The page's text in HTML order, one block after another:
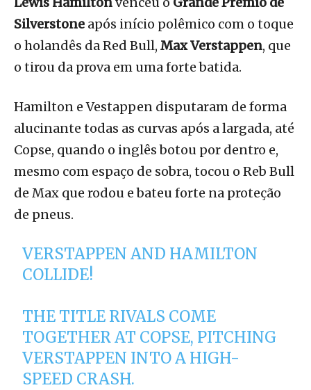
Silverstone após início polêmico com o toque
o holandês da Red Bull, Max Verstappen, que
o tirou da prova em uma forte batida.
Hamilton e Vestappen disputaram de forma
alucinante todas as curvas após a largada, até
Copse, quando o inglês botou por dentro e,
mesmo com espaço de sobra, tocou o Reb Bull
de Max que rodou e bateu forte na proteção
de pneus.
VERSTAPPEN AND HAMILTON
COLLIDE!
THE TITLE RIVALS COME
TOGETHER AT COPSE, PITCHING
VERSTAPPEN INTO A HIGH-
SPEED CRASH.